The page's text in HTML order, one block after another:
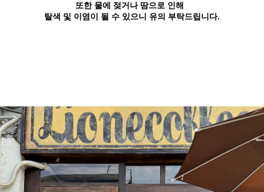
또한 물에 젖거나 땀으로 인해
탈색 및 이염이 될 수 있으니 유의 부탁드립니다.